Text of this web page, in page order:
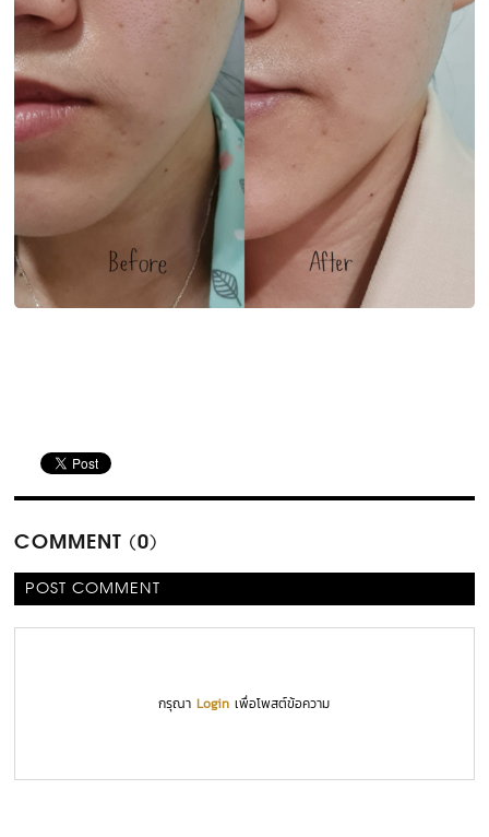
COMMENT (0)
POST COMMENT
กรุณาLogin เพื่อโพสต์ข้อความ